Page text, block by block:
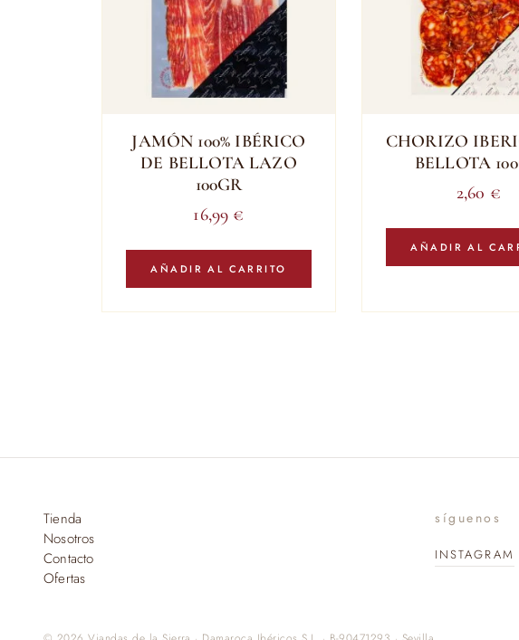
JAMÓN 100% IBÉRICO
DE BELLOTA LAZO
100GR
16,99 €
AÑADIR AL CARRITO
CHORIZO
BELLOTA
2,60 €
AÑADIR AL
Tienda
Nosotros
Contacto
Ofertas
síguenos
INSTAGRAM